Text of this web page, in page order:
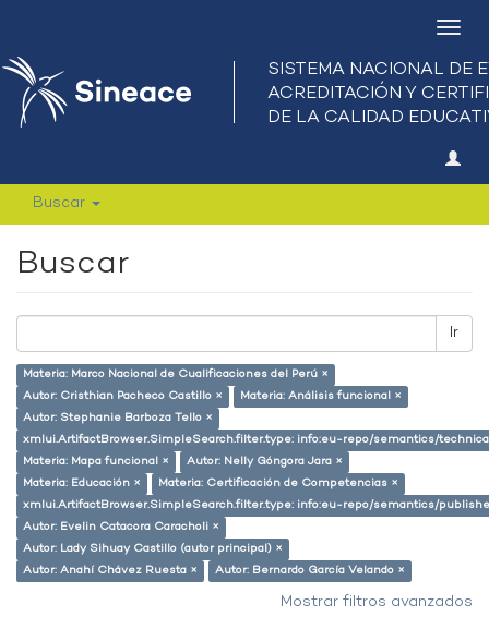
Buscar
Buscar
Ir
Materia: Marco Nacional de Cualificaciones del Perú ×
Autor: Cristhian Pacheco Castillo ×
Materia: Análisis funcional ×
Autor: Stephanie Barboza Tello ×
xmlui.ArtifactBrowser.SimpleSearch.filter.type: info:eu-repo/semantics/
Materia: Mapa funcional ×
Autor: Nelly Góngora Jara ×
Materia: Educación ×
Materia: Certificación de Competencias ×
xmlui.ArtifactBrowser.SimpleSearch.filter.type: info:eu-repo/semantics/
Autor: Evelin Catacora Caracholi ×
Autor: Lady Sihuay Castillo (autor principal) ×
Autor: Anahí Chávez Ruesta ×
Autor: Bernardo García Velando ×
Mostrar filtros avanzados